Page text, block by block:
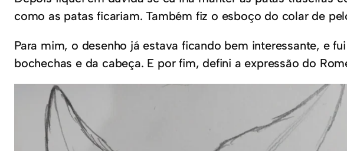
como as patas ficariam. Também fiz o esboço do colar de
Para mim, o desenho já estava ficando bem interessante, e
bochechas e da cabeça. E por fim, defini a expressão do